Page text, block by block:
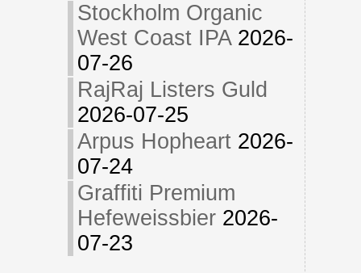
Stockholm Organic
West Coast IPA 2026-
07-26
RajRaj Listers Guld
2026-07-25
Arpus Hopheart 2026-
07-24
Graffiti Premium
Hefeweissbier 2026-
07-23